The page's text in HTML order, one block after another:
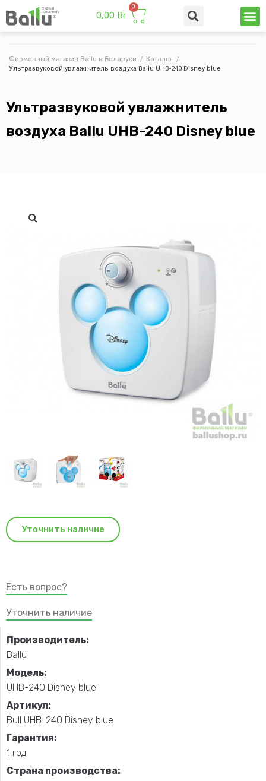
0,00 Br
Фирменный магазин Ballu в Беларуси / Каталог /
Ультразвуковой увлажнитель воздуха Ballu UHB-240 Disney blue
Ультразвуковой увлажнитель
воздуха Ballu UHB-240 Disney blue
Уточнить наличие
Есть вопрос?
Уточнить наличие
Производитель:
Ballu
Модель:
UHB-240 Disney blue
Артикул:
Bull UHB-240 Disney blue
Гарантия:
1 год
Страна производства: